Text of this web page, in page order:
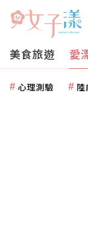
美食旅遊 愛
心理測驗 陸